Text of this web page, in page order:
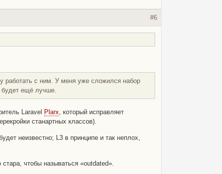
#6
работать с ним. У меня уже сложился набор
будет ещё лучше.
Laravel Plarx, который исправляет
станартных классов).
неизвестно; L3 в принципе и так неплох,
чтобы называться «outdated».